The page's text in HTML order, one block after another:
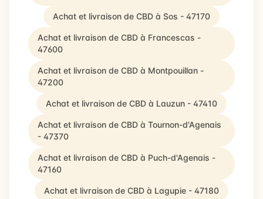
Achat et livraison de CBD à Sos - 47170
Achat et livraison de CBD à Francescas -
47600
Achat et livraison de CBD à Montpouillan -
47200
Achat et livraison de CBD à Lauzun - 47410
Achat et livraison de CBD à Tournon-d'Agenais
- 47370
Achat et livraison de CBD à Puch-d'Agenais -
47160
Achat et livraison de CBD à Lagupie - 47180